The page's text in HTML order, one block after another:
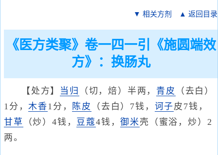
▼ 相关方剂 ▲ 返回目录
《医方类聚》卷一四一引《施圆端效
方》：换肠丸
【处方】 当归 （切，焙）半两， 青皮
（去白）
1分，木香1分， 陈皮 （去白）7钱， 诃子皮7钱，
甘草
（炒）4钱， 豆蔻4钱，御米壳（蜜浴，炒）2
两。